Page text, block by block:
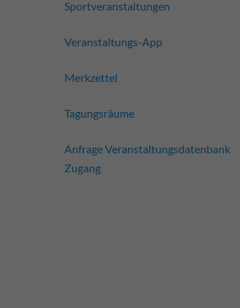
Sportveranstaltungen
Veranstaltungs-App
Merkzettel
Tagungsräume
Anfrage Veranstaltungsdatenbank
Zugang